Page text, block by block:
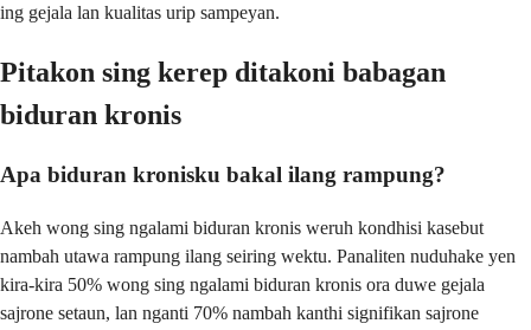
ing gejala lan kualitas urip sampeyan.
Pitakon sing kerep ditakoni babagan
biduran kronis
Apa biduran kronisku bakal ilang rampung?
Akeh wong sing ngalami biduran kronis weruh kondhisi kasebut
nambah utawa rampung ilang seiring wektu. Panaliten nuduhake yen
kira-kira 50% wong sing ngalami biduran kronis ora duwe gejala
sajrone setaun, lan nganti 70% nambah kanthi signifikan sajrone